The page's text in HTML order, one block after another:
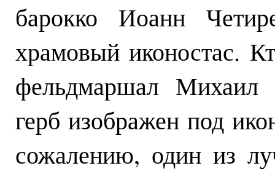
барокко Иоанн
храмовый иконостас.
фельдмаршал Михаил
герб изображен под
сожалению, один из